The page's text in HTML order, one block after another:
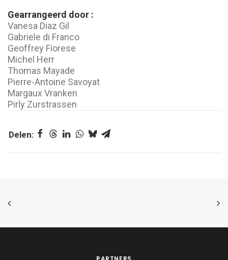
Gearrangeerd door :
Vanesa Diaz Gil
Gabriele di Franco
Geoffrey Fiorese
Michel Herr
Thomas Mayade
Pierre-Antoine Savoyat
Margaux Vranken
Pirly Zurstrassen